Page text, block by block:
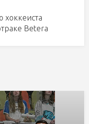
хоккеиста
Betera